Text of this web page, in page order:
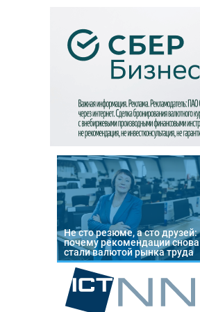
Не сто резюме, а сто друзей:
почему рекомендации снова
стали валютой рынка труда